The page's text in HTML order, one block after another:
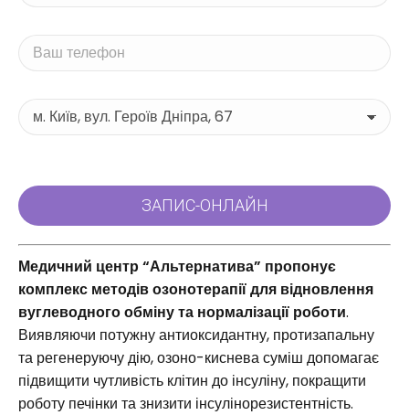
Медичний центр “Альтернатива” пропонує
комплекс методів озонотерапії для відновлення
вуглеводного обміну та нормалізації роботи.
Виявляючи потужну антиоксидантну, протизапальну
та регенеруючу дію, озоно-киснева суміш допомагає
підвищити чутливість клітин до інсуліну, покращити
роботу печінки та знизити інсулінорезистентність.